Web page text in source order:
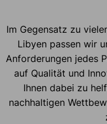
Im Gegensatz zu
Libyen passen wir
Anforderungen jedes
auf Qualität und
Ihnen dabei zu
nachhaltigen